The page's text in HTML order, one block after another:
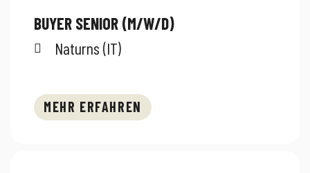
BUYER SENIOR (M/W/D)
Naturns (IT)
MEHR ERFAHREN